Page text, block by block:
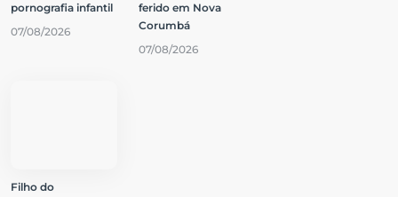
pornografia infantil
07/08/2026
ferido em Nova
Corumbá
07/08/2026
Filho do